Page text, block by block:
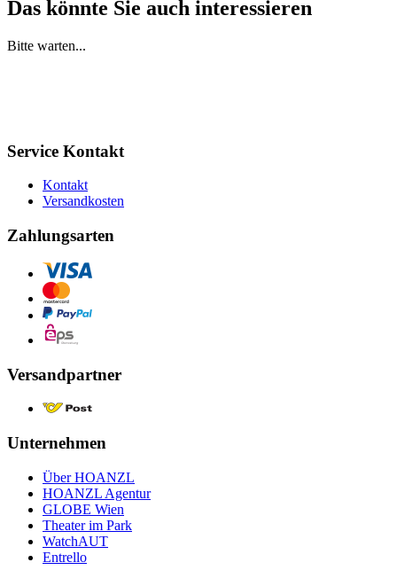
Das könnte Sie auch interessieren
Bitte warten...
Service Kontakt
Kontakt
Versandkosten
Zahlungsarten
Versandpartner
Unternehmen
Über HOANZL
HOANZL Agentur
GLOBE Wien
Theater im Park
WatchAUT
Entrello